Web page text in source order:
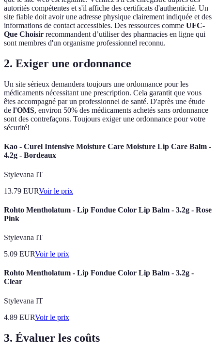
autorités compétentes et s'il affiche des certificats d'authenticité. Un
site fiable doit avoir une adresse physique clairement indiquée et des
informations de contact accessibles. Des ressources comme UFC-
Que Choisir recommandent d’utiliser des pharmacies en ligne qui
sont membres d'un organisme professionnel reconnu.
2. Exiger une ordonnance
Un site sérieux demandera toujours une ordonnance pour les
médicaments nécessitant une prescription. Cela garantit que vous
êtes accompagné par un professionnel de santé. D'après une étude
de l'OMS, environ 50% des médicaments achetés sans ordonnance
sont des contrefaçons. Toujours exiger une ordonnance pour votre
sécurité!
Kao - Curel Intensive Moisture Care Moisture Lip Care Balm -
4.2g - Bordeaux
Stylevana IT
13.79 EURVoir le prix
Rohto Mentholatum - Lip Fondue Color Lip Balm - 3.2g - Rose
Pink
Stylevana IT
5.09 EURVoir le prix
Rohto Mentholatum - Lip Fondue Color Lip Balm - 3.2g -
Clear
Stylevana IT
4.89 EURVoir le prix
3. Évaluer les coûts